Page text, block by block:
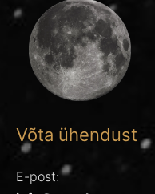
Võta ühendust
E-post: